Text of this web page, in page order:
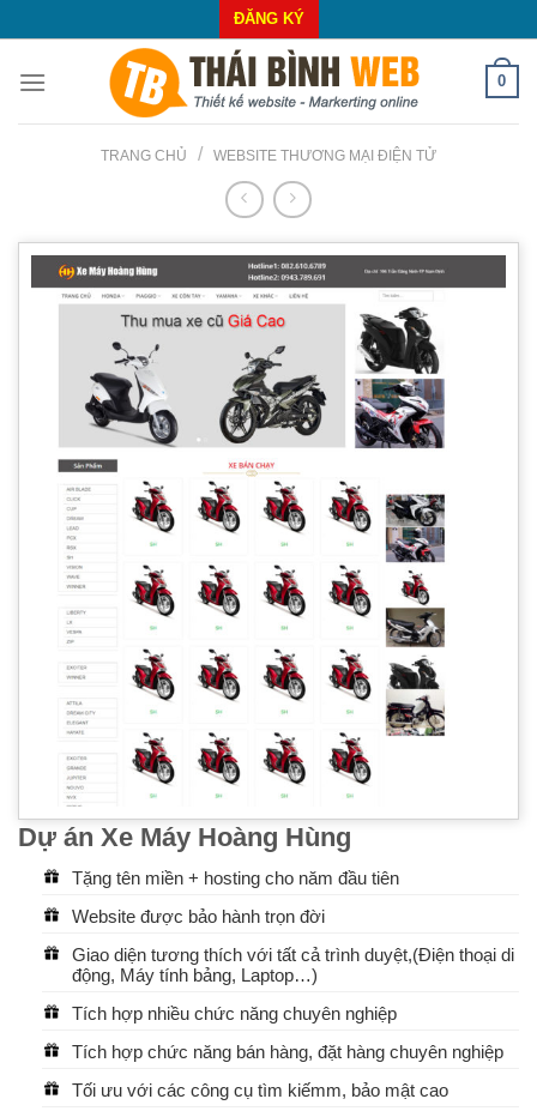
to
content
ĐĂNG KÝ
0
TRANG CHỦ / WEBSITE THƯƠNG MẠI ĐIỆN TỬ
Dự án Xe Máy Hoàng Hùng
Tặng tên miền + hosting cho năm đầu tiên
Website được bảo hành trọn đời
Giao diện tương thích với tất cả trình duyệt,(Điện thoại di
động, Máy tính bảng, Laptop…)
Tích hợp nhiều chức năng chuyên nghiệp
Tích hợp chức năng bán hàng, đặt hàng chuyên nghiệp
Tối ưu với các công cụ tìm kiếmm, bảo mật cao